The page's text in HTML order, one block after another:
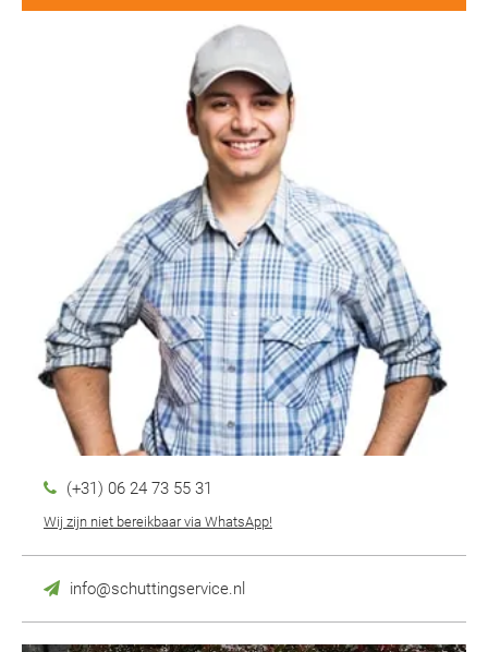
(+31) 06 24 73 55 31
Wij zijn niet bereikbaar via WhatsApp!
info@schuttingservice.nl